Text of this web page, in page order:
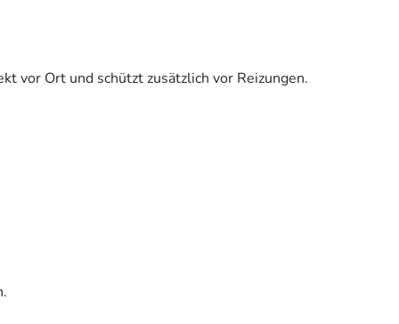
vor Ort und schützt zusätzlich vor Reizungen.